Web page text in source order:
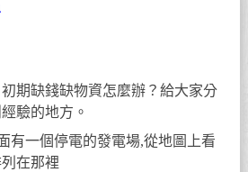
缺錢缺物資怎麼辦？給大家分
驗的地方。
一個停電的發電場,從地圖上看
在那裡